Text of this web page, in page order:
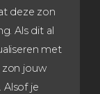
deze zon
Als dit al
met
zon jouw
Alsof je